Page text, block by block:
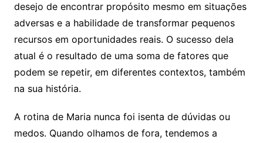
desejo de encontrar propósito mesmo em situações
adversas e a habilidade de transformar pequenos
recursos em oportunidades reais. O sucesso dela
atual é o resultado de uma soma de fatores que
podem se repetir, em diferentes contextos, também
na sua história.
A rotina de Maria nunca foi isenta de dúvidas ou
medos. Quando olhamos de fora, tendemos a